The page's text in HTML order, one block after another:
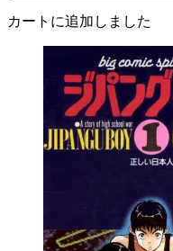
カートに追加しました